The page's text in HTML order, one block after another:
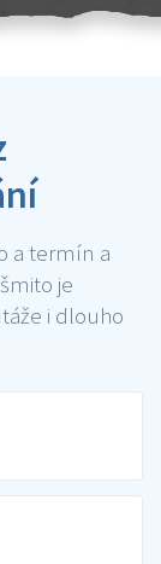
a termín a
je
i dlouho